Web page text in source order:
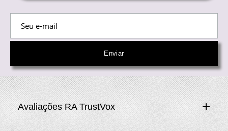
Avaliações RA TrustVox